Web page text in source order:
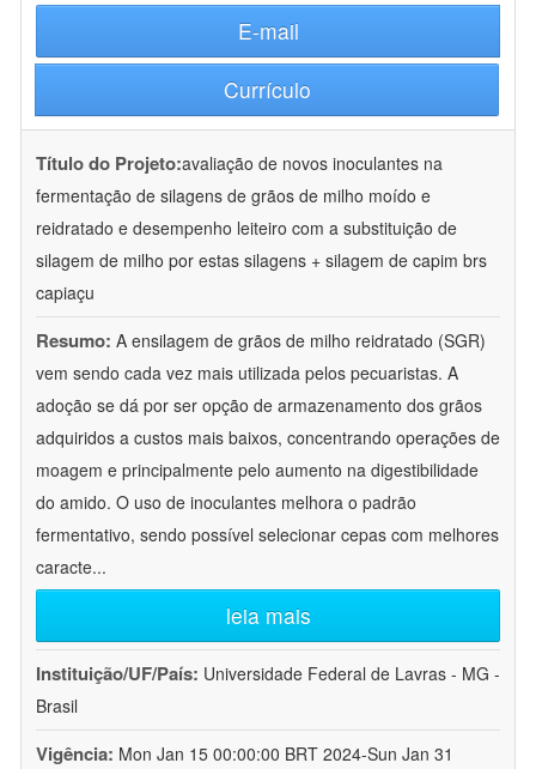
E-mail
Currículo
Título do Projeto:avaliação de novos inoculantes na
fermentação de silagens de grãos de milho moído e
reidratado e desempenho leiteiro com a substituição de
silagem de milho por estas silagens + silagem de capim brs
capiaçu
Resumo: A ensilagem de grãos de milho reidratado (SGR)
vem sendo cada vez mais utilizada pelos pecuaristas. A
adoção se dá por ser opção de armazenamento dos grãos
adquiridos a custos mais baixos, concentrando operações de
moagem e principalmente pelo aumento na digestibilidade
do amido. O uso de inoculantes melhora o padrão
fermentativo, sendo possível selecionar cepas com melhores
caracte...
leia mais
Instituição/UF/País: Universidade Federal de Lavras - MG -
Brasil
Vigência: Mon Jan 15 00:00:00 BRT 2024-Sun Jan 31